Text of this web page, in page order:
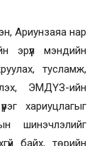
Ариунзаяа нар
эрүүл мэндийн
тусламж,
ЭМДҮЗ-ийн
хариуцлагыг
шинэчлэлийг
байх, төрийн